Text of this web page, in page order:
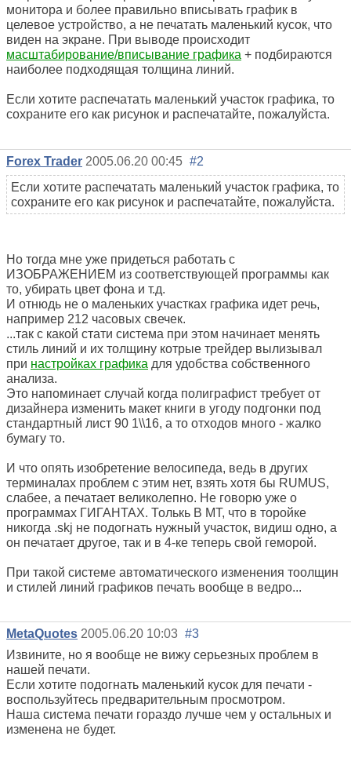
монитора и более правильно вписывать график в
целевое устройство, а не печатать маленький кусок, что
виден на экране. При выводе происходит
масштабирование/вписывание графика + подбираются
наиболее подходящая толщина линий.
Если хотите распечатать маленький участок графика, то
сохраните его как рисунок и распечатайте, пожалуйста.
Forex Trader 2005.06.20 00:45 #2
Если хотите распечатать маленький участок графика, то
сохраните его как рисунок и распечатайте, пожалуйста.
Но тогда мне уже придеться работать с
ИЗОБРАЖЕНИЕМ из соответствующей программы как
то, убирать цвет фона и т.д.
И отнюдь не о маленьких участках графика идет речь,
например 212 часовых свечек.
...так с какой стати система при этом начинает менять
стиль линий и их толщину котрые трейдер вылизывал
при настройках графика для удобства собственного
анализа.
Это напоминает случай когда полиграфист требует от
дизайнера изменить макет книги в угоду подгонки под
стандартный лист 90 1\\16, а то отходов много - жалко
бумагу то.
И что опять изобретение велосипеда, ведь в других
терминалах проблем с этим нет, взять хотя бы RUMUS,
слабее, а печатает великолепно. Не говорю уже о
программах ГИГАНТАХ. Толькь В MT, что в торойке
никогда .skj не подогнать нужный участок, видиш одно, а
он печатает другое, так и в 4-ке теперь свой геморой.
При такой системе автоматического изменения тоолщин
и стилей линий графиков печать вообще в ведро...
MetaQuotes 2005.06.20 10:03 #3
Извините, но я вообще не вижу серьезных проблем в
нашей печати.
Если хотите подогнать маленький кусок для печати -
воспользуйтесь предварительным просмотром.
Наша система печати гораздо лучше чем у остальных и
изменена не будет.